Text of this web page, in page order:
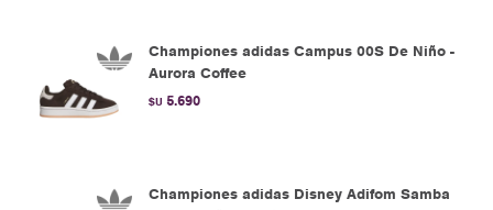
Championes adidas Campus 00S De Niño -
Aurora Coffee
$U 5.690
Championes adidas Disney Adifom Samba